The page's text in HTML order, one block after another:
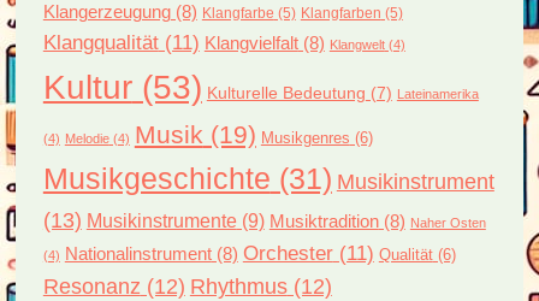
Klangerzeugung(8) Klangfarbe (5) Klangfarben (5)
Klangqualität(11) Klangvielfalt(8) Klangwelt(4)
Kultur(53) Kulturelle Bedeutung (7) Lateinamerika
(4) Melodie(4) Musik (19) Musikgenres (6)
Musikgeschichte (31) Musikinstrument
(13) Musikinstrumente(9) Musiktradition(8) Naher Osten
(4) Nationalinstrument(8) Orchester(11) Qualität(6)
Resonanz (12) Rhythmus(12)